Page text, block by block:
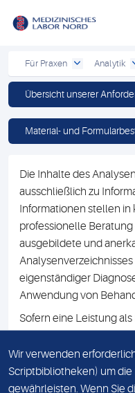
Für Praxen Analytik
Übersicht unserer
Material- und
Die Inhalte des
ausschließlich zu
Informationen stellen in
professionelle
ausgebildete und
eigenständiger
Anwendung von
Sofern eine Leistung
Namen des
Fremdlaborleistung
Vereinbarung
Wir verwenden
Scriptbibliotheken) um
gewährleisten. Wenn Sie